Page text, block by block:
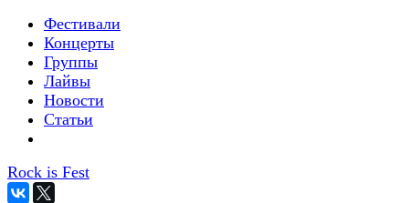
Фестивали
Концерты
Группы
Лайвы
Новости
Статьи
Rock is Fest